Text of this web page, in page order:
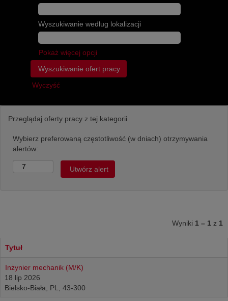
Wyszukiwanie według lokalizacji
Pokaż więcej opcji
Wyczyść
Przeglądaj oferty pracy z tej kategorii
Wybierz preferowaną częstotliwość (w dniach) otrzymywania
alertów:
Wyniki 1 – 1 z 1
Tytuł
Inżynier mechanik (M/K)
18 lip 2026
Bielsko-Biała, PL, 43-300